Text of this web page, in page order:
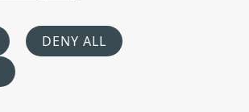
DENY ALL
Cookies
Privatumo politika
Choose language